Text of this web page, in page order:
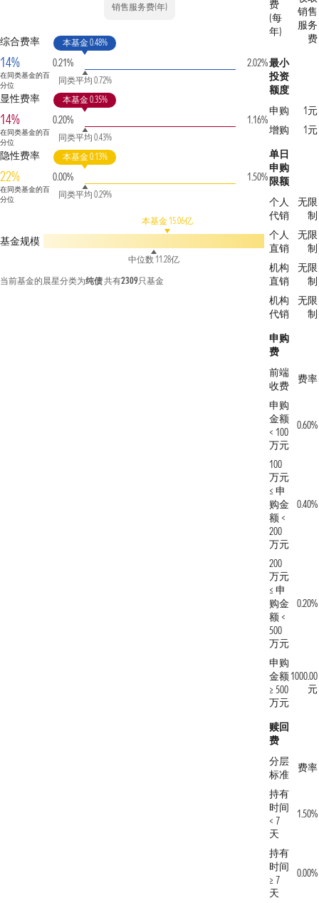
销售服务费(年)
综合费率
14%
在同类基金的百
分位
0.21%
本基金 0.48%
同类平均 0.72%
2.02%
显性费率
14%
在同类基金的百
分位
0.20%
本基金 0.35%
同类平均 0.43%
1.16%
隐性费率
22%
在同类基金的百
分位
0.00%
本基金 0.13%
同类平均 0.29%
1.50%
基金规模
本基金 15.06亿
中位数 11.28亿
当前基金的晨星分类为纯债共有2309只基金
费
(每
年)
销售
服务
费
最小
投资
额度
申购
1元
增购
1元
单日
申购
限额
个人
代销
无限
制
个人
直销
无限
制
机构
直销
无限
制
机构
代销
无限
制
申购
费
前端
收费
费率
申购
金额
< 100
万元
0.60%
100
万元
≤ 申
购金
额 <
200
万元
0.40%
200
万元
≤ 申
购金
额 <
500
万元
0.20%
申购
金额
≥ 500
万元
1000.00
元
赎回
费
分层
标准
费率
持有
时间
< 7
天
1.50%
持有
时间
≥ 7
天
0.00%